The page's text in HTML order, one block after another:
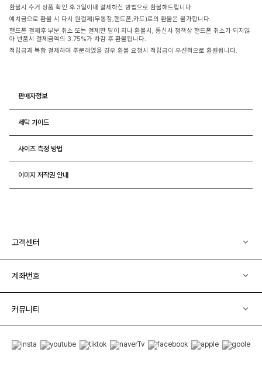
환불시 수거 상품 확인 후 3일이내 결제하신 방법으로 환불해드립니다
예치금으로 환불 시 다시 원결제(무통장,핸드폰,카드)로의 환불은 불가합니다.
핸드폰 결제후 부분 취소 또는 결제한 달이 지나 환불시, 통신사 정책상 핸드폰 취소가 되지않
아 반품시 결제금액의 3.75%가 차감 후 환불됩니다.
적립금과 복합 결제하여 주문하였을 경우 환불 요청시 적립금이 우선적으로 환원됩니다.
판매자정보
세탁 가이드
사이즈 측정 방법
이미지 저작권 안내
고객센터
계좌번호
커뮤니티